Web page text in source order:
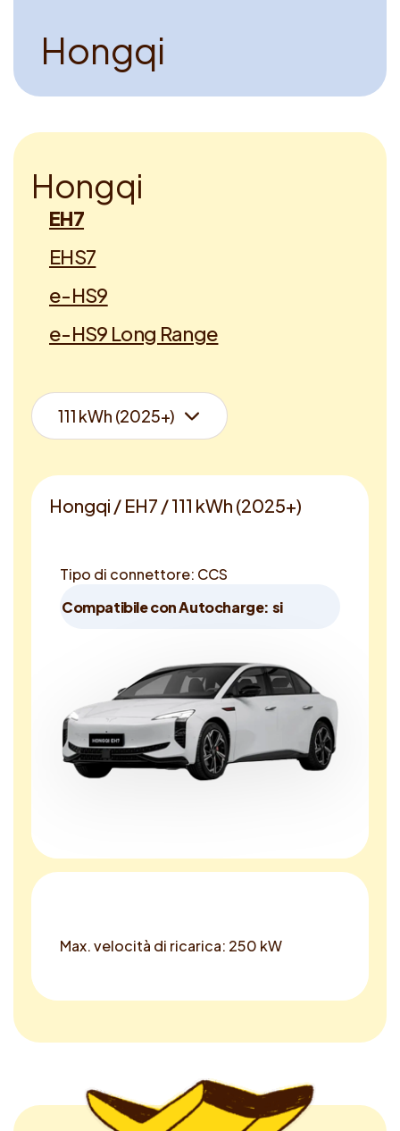
Hongqi
Hongqi
EH7
EHS7
e-HS9
e-HS9 Long Range
Hongqi / EH7 / 111 kWh (2025+)
Tipo di connettore: CCS
Compatibile con Autocharge: si
Max. velocità di ricarica: 250 kW